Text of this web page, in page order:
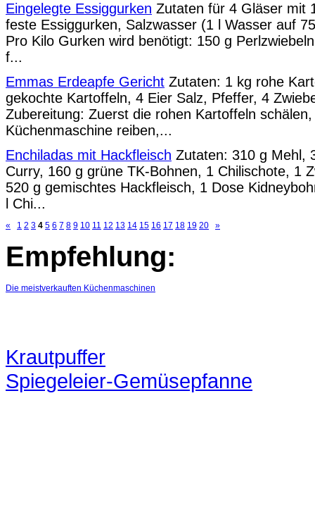
Eingelegte Essiggurken Zutaten für 4 Gläser mit
feste Essiggurken, Salzwasser (1 l Wasser auf
Pro Kilo Gurken wird benötigt: 150 g
f...
Emmas Erdeapfe Gericht Zutaten: 1 kg rohe
gekochte Kartoffeln, 4 Eier Salz, Pfeffer, 4
Zubereitung: Zuerst die rohen Kartoffeln
Küchenmaschine reiben,...
Enchiladas mit Hackfleisch Zutaten: 310 g Mehl,
Curry, 160 g grüne TK-Bohnen, 1 Chilischote, 1
520 g gemischtes Hackfleisch, 1 Dose
l Chi...
« 1 2 3 4 5 6 7 8 9 10 11 12 13 14 15 16 17 18 19 20 »
Empfehlung:
Die meistverkauften Küchenmaschinen
Krautpuffer
Spiegeleier-Gemüsepfanne